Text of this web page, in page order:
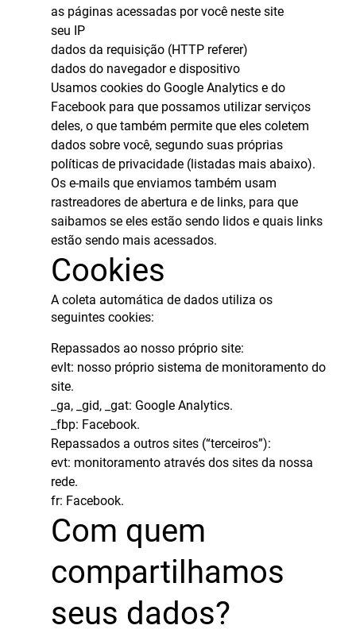
as páginas acessadas por você neste site
seu IP
dados da requisição (HTTP referer)
dados do navegador e dispositivo
Usamos cookies do Google Analytics e do
Facebook para que possamos utilizar serviços
deles, o que também permite que eles coletem
dados sobre você, segundo suas próprias
políticas de privacidade (listadas mais abaixo).
Os e-mails que enviamos também usam
rastreadores de abertura e de links, para que
saibamos se eles estão sendo lidos e quais links
estão sendo mais acessados.
Cookies
A coleta automática de dados utiliza os
seguintes cookies:
Repassados ao nosso próprio site:
evlt: nosso próprio sistema de monitoramento do
site.
_ga, _gid, _gat: Google Analytics.
_fbp: Facebook.
Repassados a outros sites (“terceiros”):
evt: monitoramento através dos sites da nossa
rede.
fr: Facebook.
Com quem
compartilhamos
seus dados?